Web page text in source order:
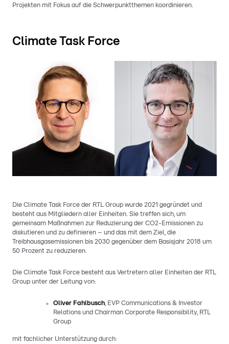
Projekten mit Fokus auf die Schwerpunktthemen koordinieren.
Climate Task Force
Die Climate Task Force der RTL Group wurde 2021 gegründet und
besteht aus Mitgliedern aller Einheiten. Sie treffen sich, um
gemeinsam Maßnahmen zur Reduzierung der CO2-Emissionen zu
diskutieren und zu definieren – und das mit dem Ziel, die
Treibhausgasemissionen bis 2030 gegenüber dem Basisjahr 2018 um
50 Prozent zu reduzieren.
Die Climate Task Force besteht aus Vertretern aller Einheiten der RTL
Group unter der Leitung von:
Oliver Fahlbusch, EVP Communications & Investor
Relations und Chairman Corporate Responsibility, RTL
Group
mit fachlicher Unterstützung durch: